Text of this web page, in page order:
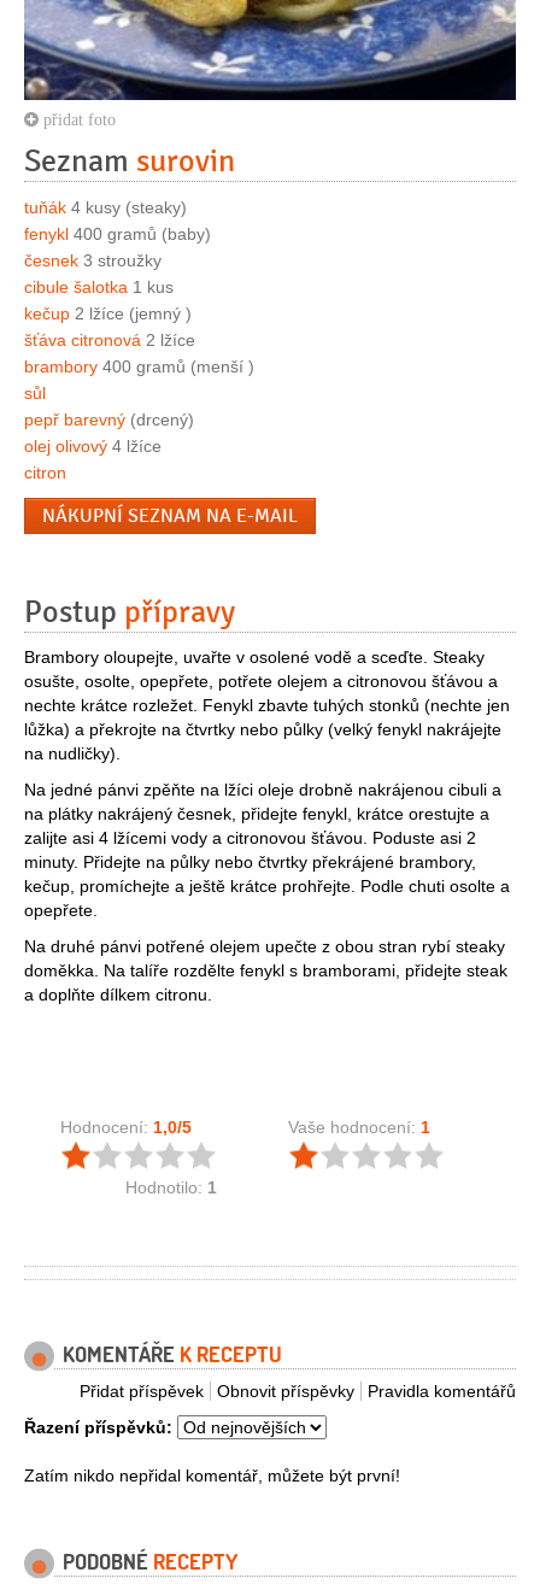
přidat foto
Seznam surovin
tuňák 4 kusy (steaky)
fenykl 400 gramů (baby)
česnek 3 stroužky
cibule šalotka 1 kus
kečup 2 lžíce (jemný )
šťáva citronová 2 lžíce
brambory 400 gramů (menší )
sůl
pepř barevný (drcený)
olej olivový 4 lžíce
citron
NÁKUPNÍ SEZNAM NA E-MAIL
Postup přípravy
Brambory oloupejte, uvařte v osolené vodě a sceďte. Steaky
osušte, osolte, opepřete, potřete olejem a citronovou šťávou a
nechte krátce rozležet. Fenykl zbavte tuhých stonků (nechte jen
lůžka) a překrojte na čtvrtky nebo půlky (velký fenykl nakrájejte
na nudličky).
Na jedné pánvi zpěňte na lžíci oleje drobně nakrájenou cibuli a
na plátky nakrájený česnek, přidejte fenykl, krátce orestujte a
zalijte asi 4 lžícemi vody a citronovou šťávou. Poduste asi 2
minuty. Přidejte na půlky nebo čtvrtky překrájené brambory,
kečup, promíchejte a ještě krátce prohřejte. Podle chuti osolte a
opepřete.
Na druhé pánvi potřené olejem upečte z obou stran rybí steaky
doměkka. Na talíře rozdělte fenykl s bramborami, přidejte steak
a doplňte dílkem citronu.
Hodnocení: 1,0/5
Hodnotilo: 1
Vaše hodnocení: 1
KOMENTÁŘE K RECEPTU
Pravidla komentářů
Obnovit příspěvky
Přidat příspěvek
Řazení příspěvků:
Zatím nikdo nepřidal komentář, můžete být první!
PODOBNÉ RECEPTY